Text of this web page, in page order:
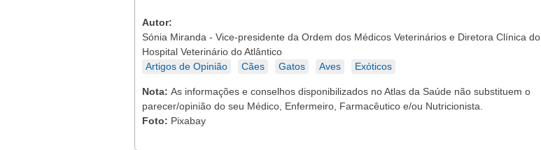
Autor:
Sónia Miranda - Vice-presidente da Ordem dos Médicos Veterinários e Diretora Clínica do
Hospital Veterinário do Atlântico
Artigos de Opinião
Cães Gatos Aves Exóticos
Nota: As informações e conselhos disponibilizados no Atlas da Saúde não substituem o
parecer/opinião do seu Médico, Enfermeiro, Farmacêutico e/ou Nutricionista.
Foto: Pixabay